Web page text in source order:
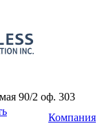
90/2 оф. 303
Компания